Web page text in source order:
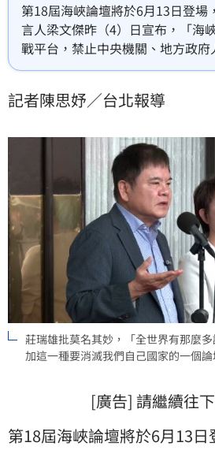
第18屆海峽論壇將於6月13日登場
言人梁文傑昨（4）日宣布，「海
戰平台，禁止中央機關、地方政
不過，國民黨立委陳玉珍今（5）
可以統戰他們呢？」對此，民進黨
偏偏都要去參加這一種要消滅我
記者陳思妤／台北報導
莊瑞雄批莫名其妙，「全世界有那麼
加這一種要消滅我們自己國家的一個論
[廣告] 請繼續往
第18屆海峽論壇將於6月13